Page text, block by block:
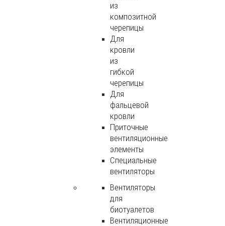
из
композитной
черепицы
Для
кровли
из
гибкой
черепицы
Для
фальцевой
кровли
Приточные
вентиляционные
элементы
Специальные
вентиляторы
Вентиляторы
для
биотуалетов
Вентиляционные